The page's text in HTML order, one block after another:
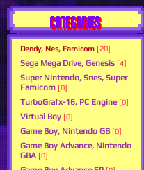
CATEGORIES
Dendy, Nes, Famicom [20]
Sega Mega Drive, Genesis [4]
Super Nintendo, Snes, Super
Famicom [0]
TurboGrafx-16, PC Engine [0]
Virtual Boy [0]
Game Boy, Nintendo GB [0]
Game Boy Advance, Nintendo
GBA [0]